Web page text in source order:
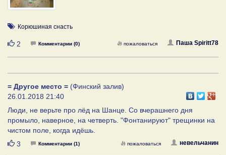
Корюшиная снасть
Нравится
2 Комментарии (0) Паша Spiritt78
пожаловаться
= Другое место = (Финский залив)
26.01.2018 21:40
Люди, не верьте про лёд на Шанце. Со вчерашнего дня
промыло, наверное, на четверть. "Фонтанируют" трещинки на
чистом поле, когда идёшь.
Нравится
3 Комментарии (1) невельчанин
пожаловаться